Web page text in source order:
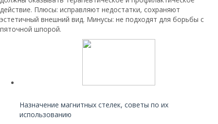
действие. Плюсы: исправляют недостатки, сохраняют
эстетичный внешний вид. Минусы: не подходят для борьбы с
пяточной шпорой.
Назначение магнитных стелек, советы по их
использованию